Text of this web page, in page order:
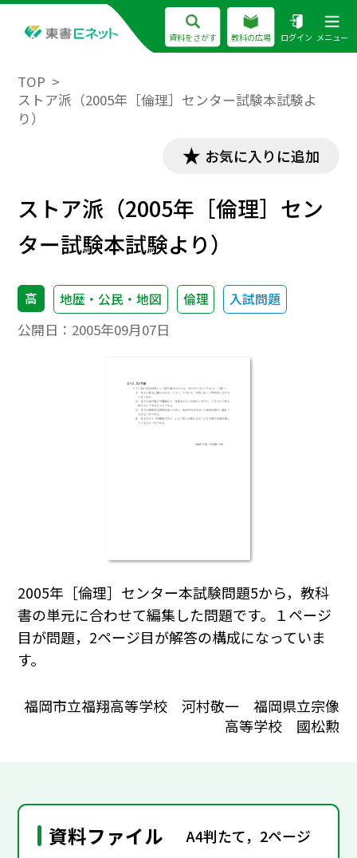
資料をさがす 教科の広場 ログイン メニュー
TOP
ストア派（2005年［倫理］センター試験本試験よ
り）
お気に入りに追加
ストア派（2005年［倫理］セン
ター試験本試験より）
高 地歴・公民・地図 倫理 入試問題
公開日： 2005年09月07日
2005年［倫理］センター本試験問題5から，教科
書の単元に合わせて編集した問題です。１ページ
目が問題，2ページ目が解答の構成になっていま
す。
福岡市立福翔高等学校 河村敬一 福岡県立宗像
高等学校 國松勲
資料ファイル A4判たて，2ページ